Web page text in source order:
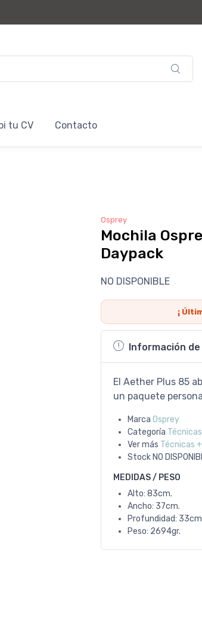
tu CV Contacto
Osprey
Mochila
Daypack
NO DISPONIBLE
¡
Información
El Aether Plus 85
un paquete
Marca Osprey
Categoría Técnicas
Ver más Técnicas
Stock NO
MEDIDAS / PESO
Alto: 83cm.
Ancho: 37cm.
Profundidad:
Peso: 2694gr.